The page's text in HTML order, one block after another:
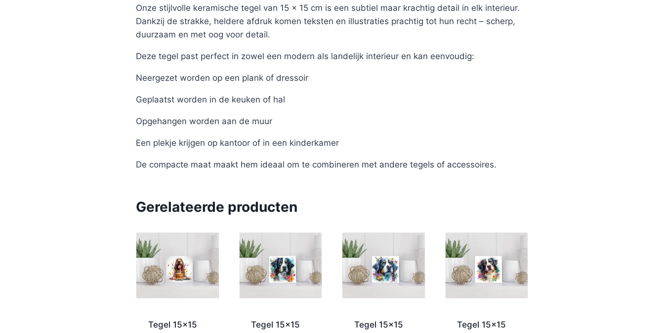
Onze stijlvolle keramische tegel van 15 x 15 cm is een subtiel maar krachtig detail in elk interieur.
Dankzij de strakke, heldere afdruk komen teksten en illustraties prachtig tot hun recht – scherp,
duurzaam en met oog voor detail.
Deze tegel past perfect in zowel een modern als landelijk interieur en kan eenvoudig:
Neergezet worden op een plank of dressoir
Geplaatst worden in de keuken of hal
Opgehangen worden aan de muur
Een plekje krijgen op kantoor of in een kinderkamer
De compacte maat maakt hem ideaal om te combineren met andere tegels of accessoires.
Gerelateerde producten
Tegel 15×15
Tegel 15×15
Tegel 15×15
Tegel 15×15